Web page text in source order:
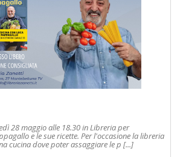
28 maggio alle 18.30 in Libreria per
e le sue ricette. Per l'occasione la libreria
cucina dove poter assaggiare le p [...]